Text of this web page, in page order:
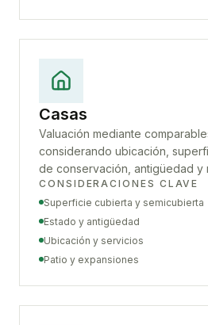
Casas
Valuación mediante
considerando ubicación,
de conservación, antigüedad y
CONSIDERACIONES CLAVE
Superficie cubierta y semicubierta
Estado y antigüedad
Ubicación y servicios
Patio y expansiones